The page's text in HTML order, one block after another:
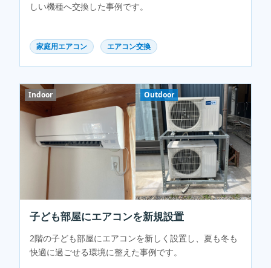
しい機種へ交換した事例です。
家庭用エアコン エアコン交換
Indoor Outdoor
子ども部屋にエアコンを新規設置
2階の子ども部屋にエアコンを新しく設置し、夏も冬も
快適に過ごせる環境に整えた事例です。